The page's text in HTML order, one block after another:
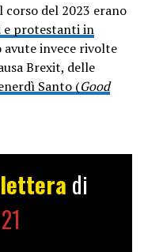
del 2023 erano
e protestanti in
avute invece rivolte
Brexit, delle
Santo (Good
di
21